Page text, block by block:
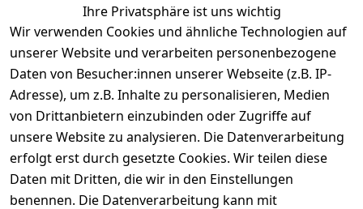
Ihre Privatsphäre ist uns wichtig
Wir verwenden Cookies und ähnliche Technologien auf
unserer Website und verarbeiten personenbezogene
Daten von Besucher:innen unserer Webseite (z.B. IP-
Adresse), um z.B. Inhalte zu personalisieren, Medien
von Drittanbietern einzubinden oder Zugriffe auf
unsere Website zu analysieren. Die Datenverarbeitung
erfolgt erst durch gesetzte Cookies. Wir teilen diese
Daten mit Dritten, die wir in den Einstellungen
benennen. Die Datenverarbeitung kann mit
Rechtliches Services
Kontakt
Wir
versenden
mit
Zahle
bequem per